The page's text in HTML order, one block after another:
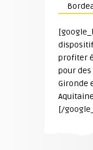
profiter
pour
Gironde
[/